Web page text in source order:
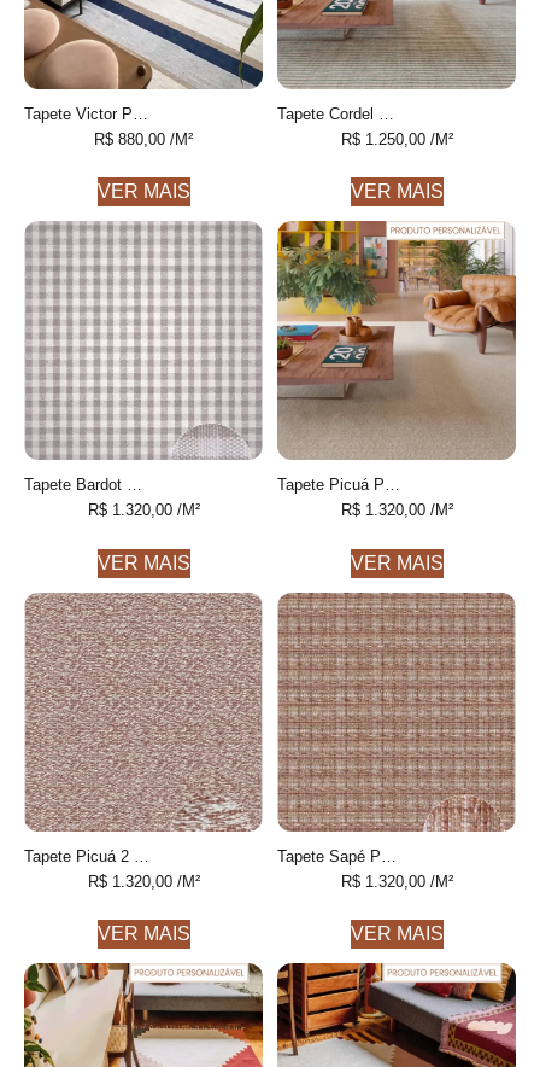
R$ 880,00 /M²
VER MAIS
R$1.250,00/M²
VER MAIS
Tapete Bardot Personalizável feito à mão
R$1.320,00/M²
VER MAIS
Tapete Picuá Personalizável feito à mão
R$1.320,00/M²
VER MAIS
R$1.320,00/M²
VER MAIS
R$1.320,00/M²
VER MAIS